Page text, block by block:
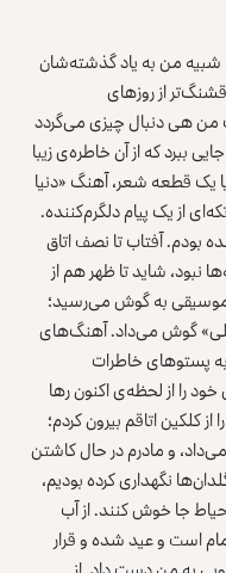
شبیه من به یاد گذشته‌شان
از روزهای
من هی دنبال چیزی می‌گردد
ببرد که از آن خاطره‌ی زیبا
یک قطعه شعر، آهنگ «دنیا
از یک پیام دلگرم‌کننده.
شده بودم. آفتاب تا نصف اتاق
نبود، شاید تا ظهر هم از
به گوش می‌رسید؛
گوش می‌داد. آهنگ‌های
پستوهای خاطرات
را از لحظه‌ی اکنون رها
کلکین اتاقم بیرون کردم؛
و مادرم در حال کاشتن
نگهداری کرده بودیم،
جا خوش کنند. از آب
است و عید شده و قرار